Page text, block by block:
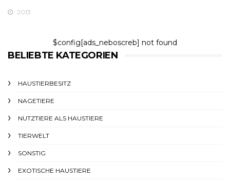
2013
$config[ads_neboscreb] not found
BELIEBTE KATEGORIEN
HAUSTIERBESITZ
NAGETIERE
NUTZTIERE ALS HAUSTIERE
TIERWELT
SONSTIG
EXOTISCHE HAUSTIERE